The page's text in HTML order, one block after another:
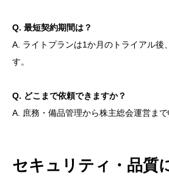
Q. 最短契約期間は？
A. ライトプランは1か月のトライアル後
す。
Q. どこまで依頼できますか？
A. 庶務・備品管理から株主総会運営まで
セキュリティ・品質